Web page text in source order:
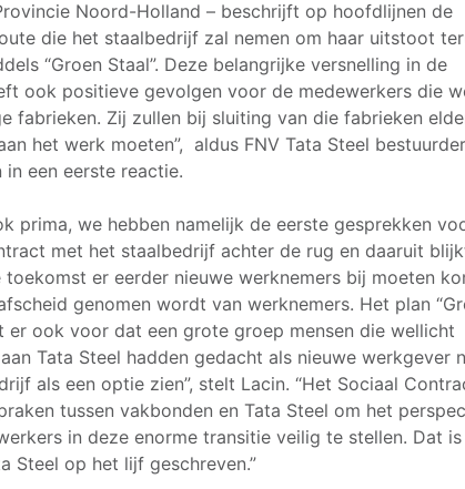
Noord-Holland – beschrijft op hoofdlijnen de
die het staalbedrijf zal nemen om haar uitstoot
“Groen Staal”. Deze belangrijke versnelling in de
ook positieve gevolgen voor de medewerkers die
fabrieken. Zij zullen bij sluiting van die fabrieken
het werk moeten”, aldus FNV Tata Steel bestuurder
in een eerste reactie.
prima, we hebben namelijk de eerste gesprekken
met het staalbedrijf achter de rug en daaruit
toekomst er eerder nieuwe werknemers bij moeten
genomen wordt van werknemers. Het plan
er ook voor dat een grote groep mensen die wellicht
Tata Steel hadden gedacht als nieuwe werkgever
als een optie zien”, stelt Lacin. “Het Sociaal
tussen vakbonden en Tata Steel om het
in deze enorme transitie veilig te stellen. Dat
Steel op het lijf geschreven.”